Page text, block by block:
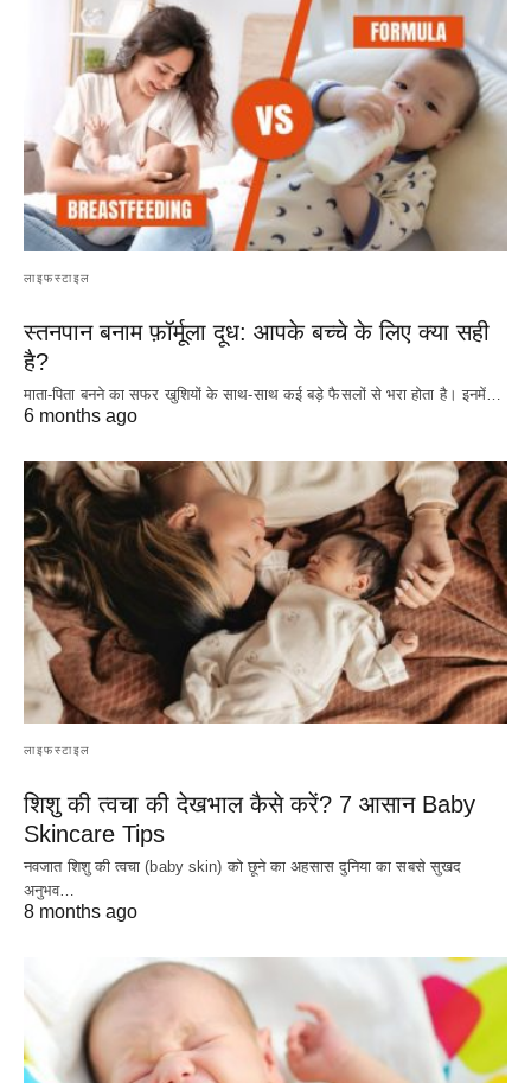
लाइफस्टाइल
स्तनपान बनाम फ़ॉर्मूला दूध: आपके बच्चे के लिए क्या सही
है?
माता-पिता बनने का सफर खुशियों के साथ-साथ कई बड़े फैसलों से भरा होता है। इनमें…
6 months ago
लाइफस्टाइल
शिशु की त्वचा की देखभाल कैसे करें? 7 आसान Baby
Skincare Tips
नवजात शिशु की त्वचा (baby skin) को छूने का अहसास दुनिया का सबसे सुखद
अनुभव…
8 months ago